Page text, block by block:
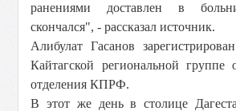
ранениями доставлен в
скончался", - рассказал источник.
Алибулат Гасанов
Кайтагской региональной группе
отделения КПРФ.
В этот же день в столице